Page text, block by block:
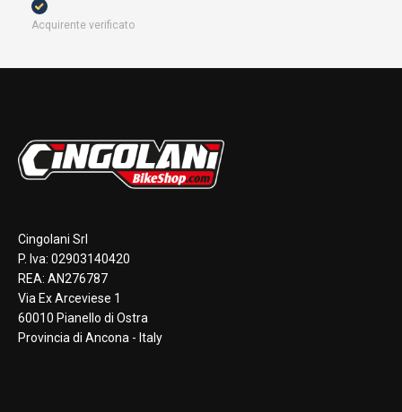
Acquirente verificato
Cingolani Srl
P. Iva: 02903140420
REA: AN276787
Via Ex Arceviese 1
60010 Pianello di Ostra
Provincia di Ancona - Italy